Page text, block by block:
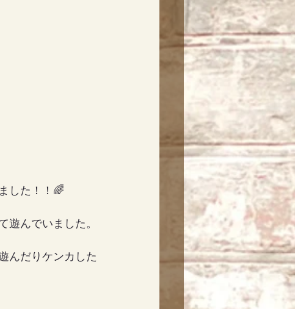
した！！🌈
遊んでいました。
んだりケンカした